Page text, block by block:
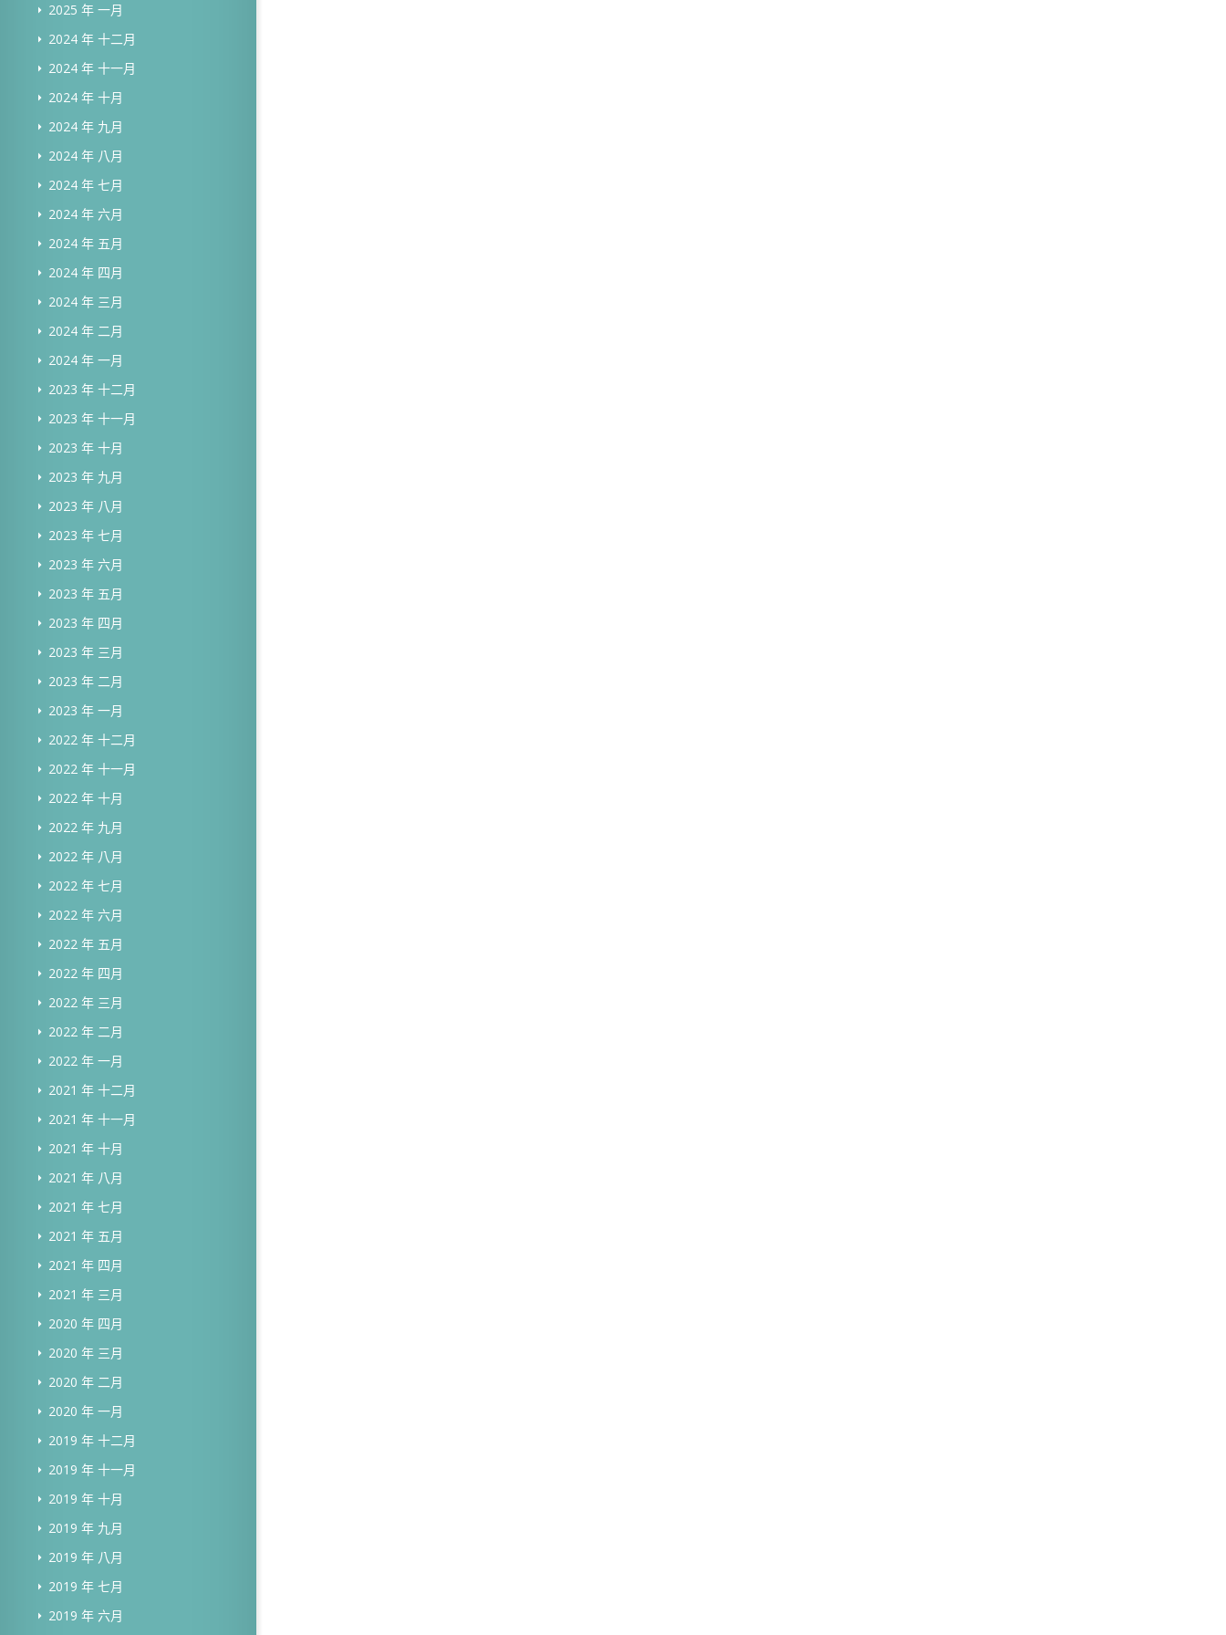
2025 年 一月
2024 年 十二月
2024 年 十一月
2024 年 十月
2024 年 九月
2024 年 八月
2024 年 七月
2024 年 六月
2024 年 五月
2024 年 四月
2024 年 三月
2024 年 二月
2024 年 一月
2023 年 十二月
2023 年 十一月
2023 年 十月
2023 年 九月
2023 年 八月
2023 年 七月
2023 年 六月
2023 年 五月
2023 年 四月
2023 年 三月
2023 年 二月
2023 年 一月
2022 年 十二月
2022 年 十一月
2022 年 十月
2022 年 九月
2022 年 八月
2022 年 七月
2022 年 六月
2022 年 五月
2022 年 四月
2022 年 三月
2022 年 二月
2022 年 一月
2021 年 十二月
2021 年 十一月
2021 年 十月
2021 年 八月
2021 年 七月
2021 年 五月
2021 年 四月
2021 年 三月
2020 年 四月
2020 年 三月
2020 年 二月
2020 年 一月
2019 年 十二月
2019 年 十一月
2019 年 十月
2019 年 九月
2019 年 八月
2019 年 七月
2019 年 六月